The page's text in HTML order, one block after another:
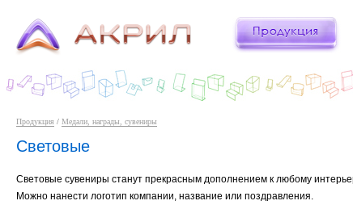
Продукция / Медали, награды, сувениры
Световые
Световые сувениры станут прекрасным дополнением к любому
Можно нанести логотип компании, название или поздравления.